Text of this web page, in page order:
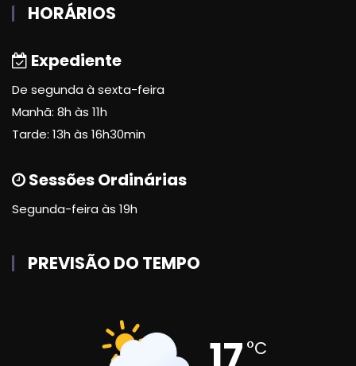
HORÁRIOS
Expediente
De segunda à sexta-feira
Manhã: 8h às 11h
Tarde: 13h às 16h30min
Sessões Ordinárias
Segunda-feira às 19h
PREVISÃO DO TEMPO
°C